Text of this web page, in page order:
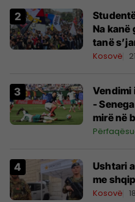
Na kanë
tanë
Kosovë
Vendimi
-
mirë në
Ushtari
me
Kosovë